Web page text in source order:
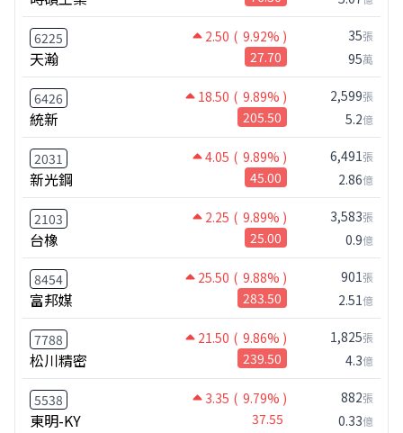
6225 2.50 ( 9.92% )
天瀚 27.70
35張
95萬
6426 18.50 ( 9.89% )
統新 205.50
2,599張
5.2億
2031 4.05 ( 9.89% )
新光鋼 45.00
6,491張
2.86億
2103 2.25 ( 9.89% )
台橡 25.00
3,583張
0.9億
8454 25.50 ( 9.88% )
富邦媒 283.50
901張
2.51億
7788 21.50 ( 9.86% )
松川精密 239.50
1,825張
4.3億
5538 3.35 ( 9.79% )
東明-KY 37.55
882張
0.33億